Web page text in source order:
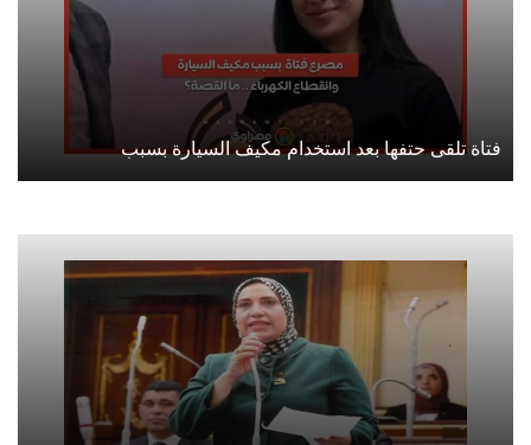
فتاة تلقى حتفها بعد استخدام مكيف السيارة بسبب